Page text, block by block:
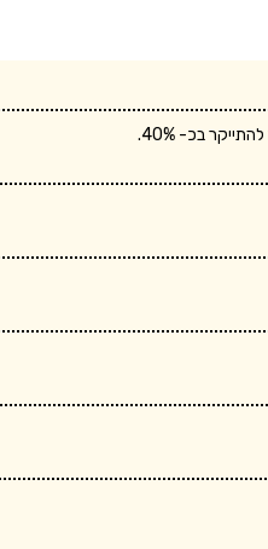
בכ- 40%.